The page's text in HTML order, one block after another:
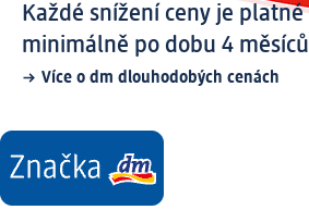
Každé snížení ceny je platné
minimálně po dobu 4 měsíců
Více o dm dlouhodobých cenách